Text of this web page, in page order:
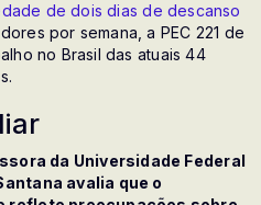
de dois dias de descanso
por semana, a PEC 221 de
no Brasil das atuais 44
da Universidade Federal
avalia que o